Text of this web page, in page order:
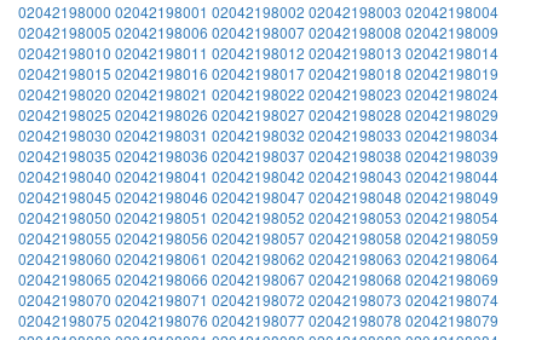
02042198000 02042198001 02042198002 02042198003 02042198004
02042198005 02042198006 0204219800702042198008 02042198009
02042198010 02042198011 02042198012 02042198013 02042198014
02042198015 02042198016 0204219801702042198018 02042198019
02042198020 02042198021 02042198022 02042198023 02042198024
02042198025 02042198026 0204219802702042198028 02042198029
02042198030 02042198031 02042198032 02042198033 02042198034
02042198035 02042198036 0204219803702042198038 02042198039
02042198040 02042198041 02042198042 02042198043 02042198044
02042198045 02042198046 0204219804702042198048 02042198049
02042198050 02042198051 02042198052 02042198053 02042198054
02042198055 02042198056 0204219805702042198058 02042198059
02042198060 02042198061 02042198062 02042198063 02042198064
02042198065 02042198066 0204219806702042198068 02042198069
02042198070 02042198071 02042198072 02042198073 02042198074
02042198075 02042198076 0204219807702042198078 02042198079